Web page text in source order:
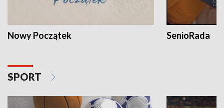
Nowy Początek SenioRada
SPORT